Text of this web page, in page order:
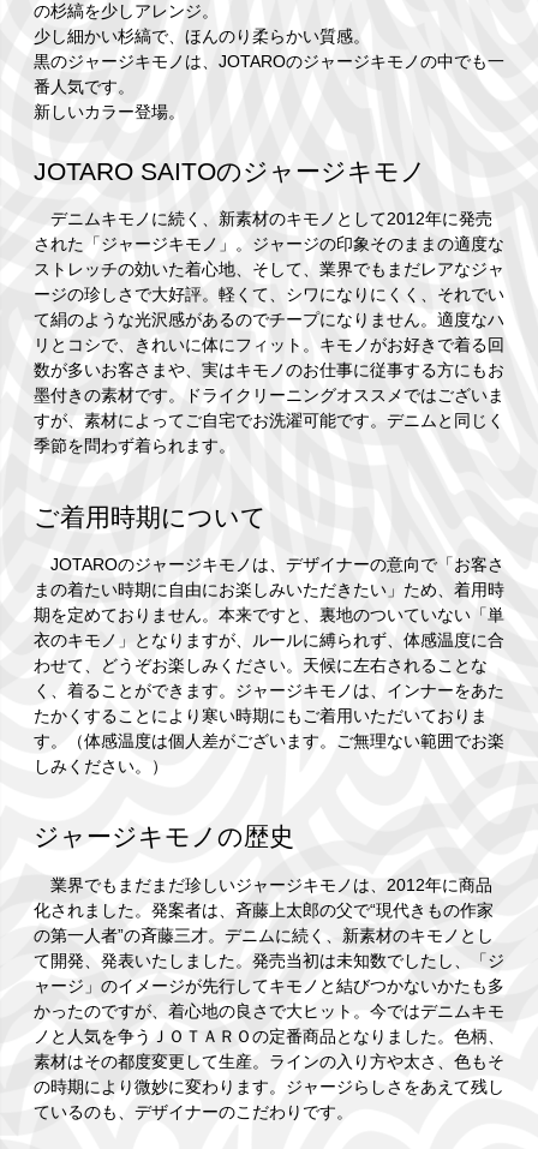
の杉縞を少しアレンジ。
少し細かい杉縞で、ほんのり柔らかい質感。
黒のジャージキモノは、JOTAROのジャージキモノの中でも一
番人気です。
新しいカラー登場。
JOTARO SAITOのジャージキモノ
デニムキモノに続く、新素材のキモノとして2012年に発売
された「ジャージキモノ」。ジャージの印象そのままの適度な
ストレッチの効いた着心地、そして、業界でもまだレアなジャ
ージの珍しさで大好評。軽くて、シワになりにくく、それでい
て絹のような光沢感があるのでチープになりません。適度なハ
リとコシで、きれいに体にフィット。キモノがお好きで着る回
数が多いお客さまや、実はキモノのお仕事に従事する方にもお
墨付きの素材です。ドライクリーニングオススメではございま
すが、素材によってご自宅でお洗濯可能です。デニムと同じく
季節を問わず着られます。
ご着用時期について
JOTAROのジャージキモノは、デザイナーの意向で「お客さ
まの着たい時期に自由にお楽しみいただきたい」ため、着用時
期を定めておりません。本来ですと、裏地のついていない「単
衣のキモノ」となりますが、ルールに縛られず、体感温度に合
わせて、どうぞお楽しみください。天候に左右されることな
く、着ることができます。ジャージキモノは、インナーをあた
たかくすることにより寒い時期にもご着用いただいておりま
す。（体感温度は個人差がございます。ご無理ない範囲でお楽
しみください。）
ジャージキモノの歴史
業界でもまだまだ珍しいジャージキモノは、2012年に商品
化されました。発案者は、斉藤上太郎の父で“現代きもの作家
の第一人者”の斉藤三才。デニムに続く、新素材のキモノとし
て開発、発表いたしました。発売当初は未知数でしたし、「ジ
ャージ」のイメージが先行してキモノと結びつかないかたも多
かったのですが、着心地の良さで大ヒット。今ではデニムキモ
ノと人気を争うＪＯＴＡＲＯの定番商品となりました。色柄、
素材はその都度変更して生産。ラインの入り方や太さ、色もそ
の時期により微妙に変わります。ジャージらしさをあえて残し
ているのも、デザイナーのこだわりです。